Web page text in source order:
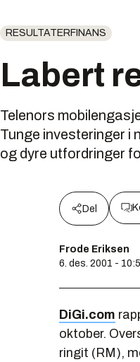
RESULTATERFINANS
Labert
Telenors
Tunge investeringer i
og dyre utfordringer
Del
Frode Eriksen
6. des. 2001 -
DiGi.com
oktober.
ringit (RM),